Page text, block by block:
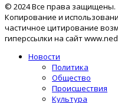
© 2024 Все права защищены.
Копирование и
частичное цитирование
гиперссылки на сайт
Новости
Политика
Общество
Происшествия
Культура